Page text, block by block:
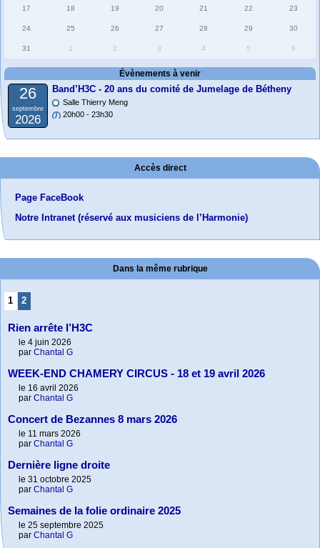
17 18 19 20 21 22 23
24 25 26 27 28 29 30
31 1 2 3 4 5 6
Évènements à venir
26
septembre
2026
Band’H3C - 20 ans du comité de Jumelage de Bétheny
Salle Thierry Meng
20h00 - 23h30
Accès direct
Page FaceBook
Notre Intranet (réservé aux musiciens de l’Harmonie)
Dans la même rubrique
1 2
Rien arrête l’H3C
le 4 juin 2026
par Chantal G
WEEK-END CHAMERY CIRCUS - 18 et 19 avril 2026
le 16 avril 2026
par Chantal G
Concert de Bezannes 8 mars 2026
le 11 mars 2026
par Chantal G
Dernière ligne droite
le 31 octobre 2025
par Chantal G
Semaines de la folie ordinaire 2025
le 25 septembre 2025
par Chantal G